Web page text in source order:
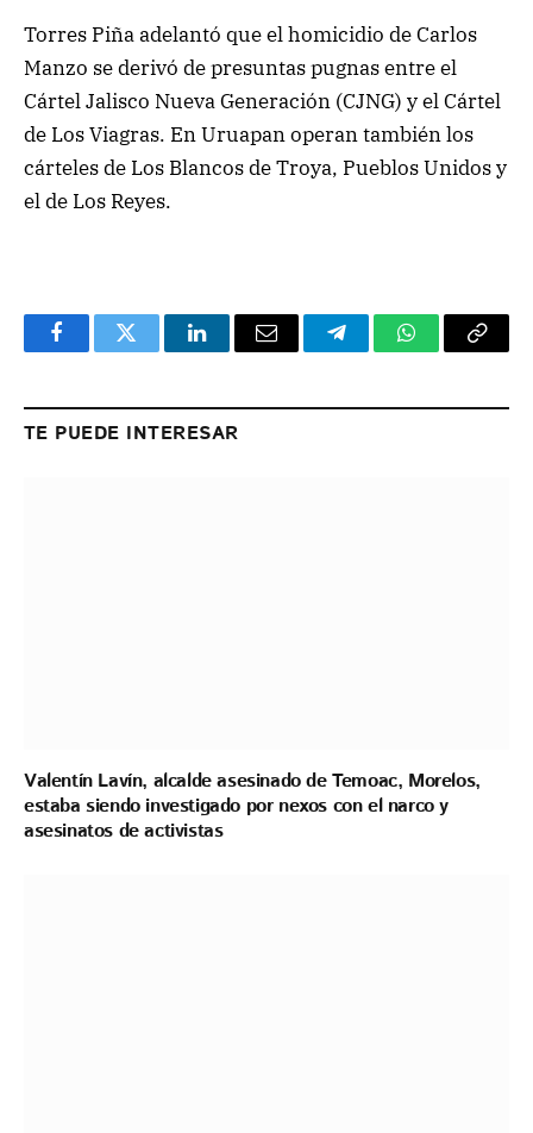
Torres Piña adelantó que el homicidio de Carlos
Manzo se derivó de presuntas pugnas entre el
Cártel Jalisco Nueva Generación (CJNG) y el Cártel
de Los Viagras. En Uruapan operan también los
cárteles de Los Blancos de Troya, Pueblos Unidos y
el de Los Reyes.
FacebookTwitter LinkedInEmail TelegramWhatsApp
Copy
TE PUEDE INTERESAR
Valentín Lavín, alcalde asesinado de Temoac, Morelos,
estaba siendo investigado por nexos con el narco y
asesinatos de activistas